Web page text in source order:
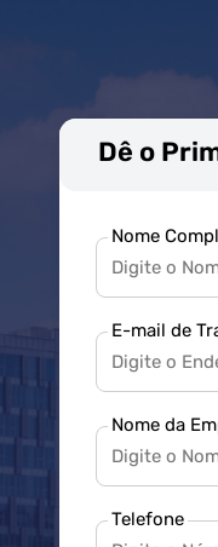
Dê o
Nome
E-mail de
Nome da
Telefone